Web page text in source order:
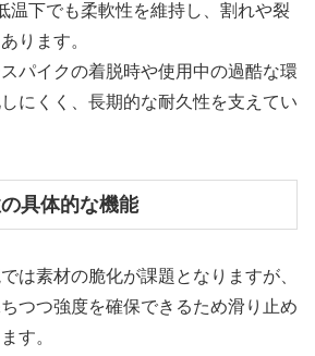
温下でも柔軟性を維持し、割れや裂
ります。
パイクの着脱時や使用中の過酷な環
にくく、長期的な耐久性を支えてい
具体的な機能
は素材の脆化が課題となりますが、
つつ強度を確保できるため滑り止め
す。